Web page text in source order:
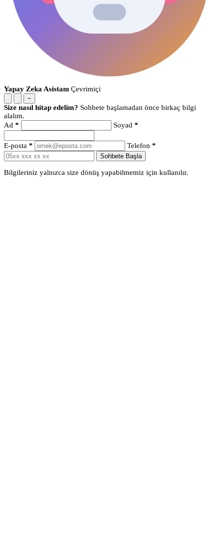
Yapay Zeka Asistanı Çevrimiçi
−
Size nasıl hitap edelim? Sohbete başlamadan önce birkaç bilgi
alalım.
Ad * Soyad *
E-posta * Telefon *
Sohbete Başla
Bilgileriniz yalnızca size dönüş yapabilmemiz için kullanılır.